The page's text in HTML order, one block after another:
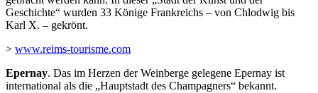
Geschichte“ wurden 33 Könige Frankreichs – von Chlodwig bis
Karl X. – gekrönt.
> www.reims-tourisme.com
Epernay. Das im Herzen der Weinberge gelegene Epernay ist
international als die „Hauptstadt des Champagners“ bekannt.